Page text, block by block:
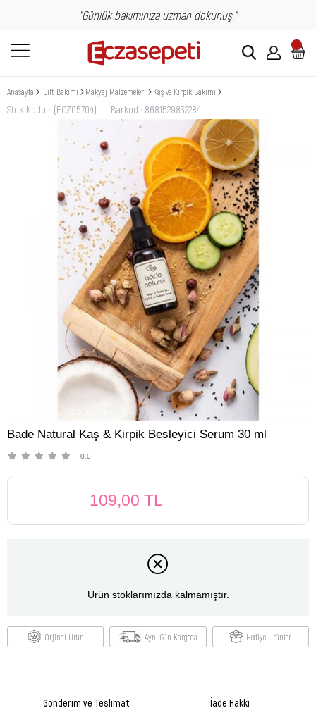
"Günlük bakımınıza uzman dokunuş."
Anasayfa Cilt Bakımı Makyaj Malzemeleri Kaş ve Kirpik Bakımı Bade Natural Kaş & Kirpik
Stok Kodu (ECZ05704) Barkod : 8681529832284
Bade Natural Kaş & Kirpik Besleyici Serum 30 ml
0.0
109,00 TL
Ürün stoklarımızda kalmamıştır.
Orjinal Ürün Aynı Gün Kargoda Hediye Ürünler
Gönderim ve Teslimat İade Hakkı